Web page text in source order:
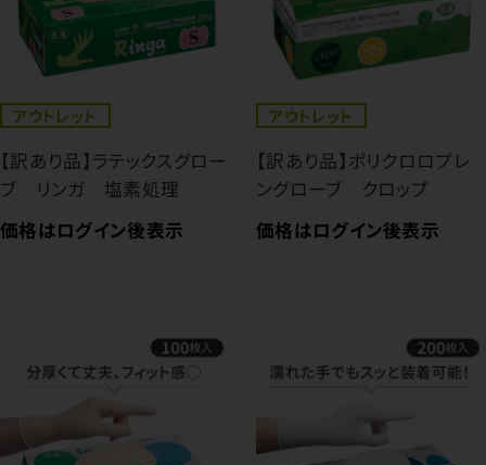
アウトレット
【訳あり品】ラテックスグロー
ブ リンガ 塩素処理
価格はログイン後表示
アウトレット
【訳あり品】ポリクロロプレ
ングローブ クロップ
価格はログイン後表示